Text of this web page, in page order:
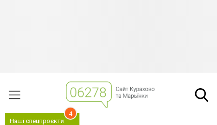
Наші спецпроєкти
4